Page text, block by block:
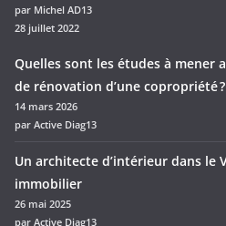
par Michel AD13
28 juillet 2022
Quelles sont les études à mener
de rénovation d’une copropriété ?
14 mars 2026
par Active Diag13
Un architecte d’intérieur dans le
immobilier
26 mai 2025
par Active Diag13